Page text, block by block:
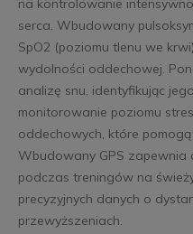
na kontrolowanie
serca. Wbudowany
SpO2 (poziomu tlenu we
wydolności oddechowej.
analizę snu, identyfikując
monitorowanie poziomu
oddechowych, które
Wbudowany GPS zapewnia
podczas treningów na
precyzyjnych danych o
przewyższeniach.